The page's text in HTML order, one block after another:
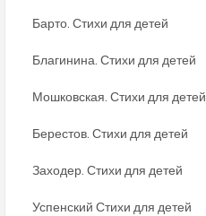
Барто. Стихи для детей
Благинина. Стихи для детей
Мошковская. Стихи для детей
Берестов. Стихи для детей
Заходер. Стихи для детей
Успенский Стихи для детей